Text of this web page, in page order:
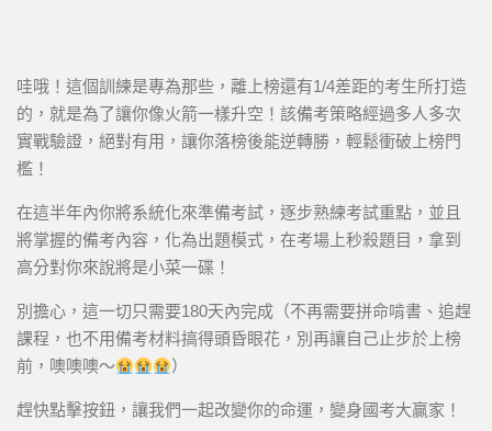
哇哦！這個訓練是專為那些，離上榜還有1/4差距的考生所打造
的，就是為了讓你像火箭一樣升空！該備考策略經過多人多次
實戰驗證，絕對有用，讓你落榜後能逆轉勝，輕鬆衝破上榜門
檻！
在這半年內你將系統化來準備考試，逐步熟練考試重點，並且
將掌握的備考內容，化為出題模式，在考場上秒殺題目，拿到
高分對你來說將是小菜一碟！
別擔心，這一切只需要180天內完成（不再需要拼命啃書、追趕
課程，也不用備考材料搞得頭昏眼花，別再讓自己止步於上榜
前，噢噢噢～
）
趕快點擊按鈕，讓我們一起改變你的命運，變身國考大贏家！